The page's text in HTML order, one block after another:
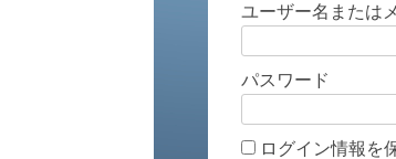
ユーザー名または
パスワード
ログイン情報を